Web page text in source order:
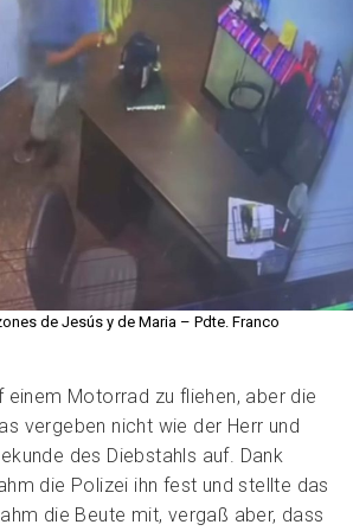
de Jesús y de Maria – Pdte. Franco
einem Motorrad zu fliehen, aber die
vergeben nicht wie der Herr und
des Diebstahls auf. Dank
die Polizei ihn fest und stellte das
die Beute mit, vergaß aber, dass